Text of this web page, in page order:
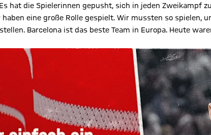
hat die Spielerinnen gepusht, sich in jeden Zweikampf
eine große Rolle gespielt. Wir mussten so spielen,
Barcelona ist das beste Team in Europa. Heute